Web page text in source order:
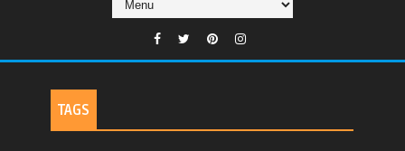
TAGS